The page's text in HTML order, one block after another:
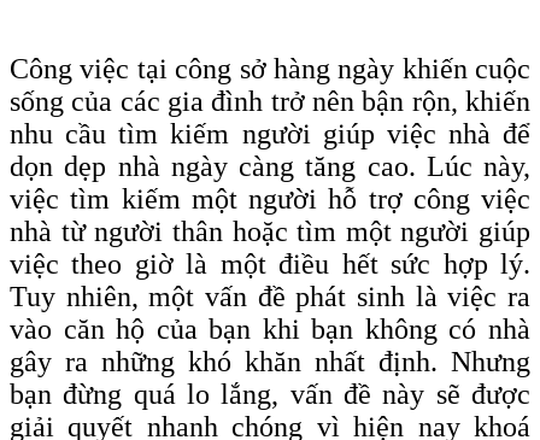
Công việc tại công sở hàng ngày khiến cuộc
sống của các gia đình trở nên bận rộn, khiến
nhu cầu tìm kiếm người giúp việc nhà để
dọn dẹp nhà ngày càng tăng cao. Lúc này,
việc tìm kiếm một người hỗ trợ công việc
nhà từ người thân hoặc tìm một người giúp
việc theo giờ là một điều hết sức hợp lý.
Tuy nhiên, một vấn đề phát sinh là việc ra
vào căn hộ của bạn khi bạn không có nhà
gây ra những khó khăn nhất định. Nhưng
bạn đừng quá lo lắng, vấn đề này sẽ được
giải quyết nhanh chóng vì hiện nay khoá